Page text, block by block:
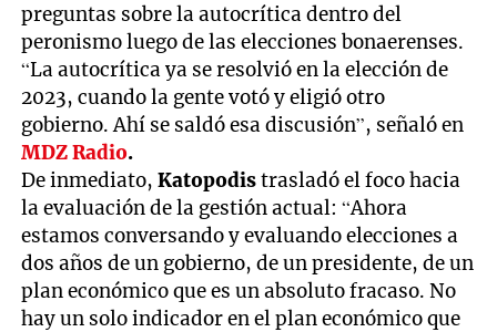
preguntas sobre la autocrítica dentro del
peronismo luego de las elecciones bonaerenses.
“La autocrítica ya se resolvió en la elección de
2023, cuando la gente votó y eligió otro
gobierno. Ahí se saldó esa discusión”, señaló en
MDZ Radio.
De inmediato,Katopodistrasladó el foco hacia
la evaluación de la gestión actual: “Ahora
estamos conversando y evaluando elecciones a
dos años de un gobierno, de un presidente, de un
plan económico que es un absoluto fracaso. No
hay un solo indicador en el plan económico que